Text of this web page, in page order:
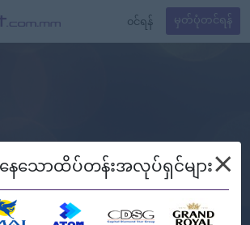
၀င်ရန် မှတ်ပုံတင်ရန်
သောထိပ်တန်းအလုပ်ရှင်များ×